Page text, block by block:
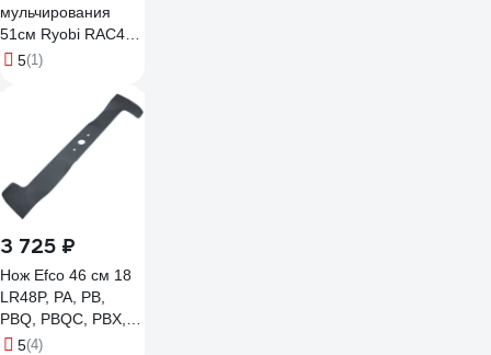
мульчирования
51см Ryobi RAC445
5132004640
5(1)
3 725 ₽
Нож Efco 46 см 18
LR48P, PA, PB,
PBQ, PBQC, PBX,
PH, PK, TAL, TAS,
5(4)